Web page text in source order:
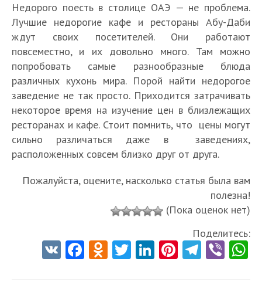
Недорого поесть в столице ОАЭ — не проблема.
Лучшие недорогие кафе и рестораны Абу-Даби
ждут своих посетителей. Они работают
повсеместно, и их довольно много. Там можно
попробовать самые разнообразные блюда
различных кухонь мира. Порой найти недорогое
заведение не так просто. Приходится затрачивать
некоторое время на изучение цен в близлежащих
ресторанах и кафе. Стоит помнить, что цены могут
сильно различаться даже в заведениях,
расположенных совсем близко друг от друга.
Пожалуйста, оцените, насколько статья была вам
полезна!
(Пока оценок нет)
Поделитесь:
V Fa O T Li Pi Te Vi